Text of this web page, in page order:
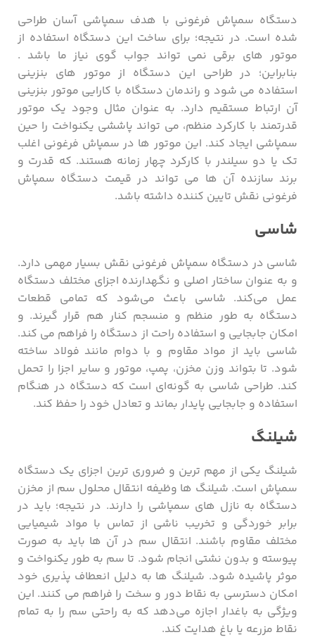
دستگاه سمپاش فرغونی با هدف سمپاشی آسان طراحی
شده است. در نتیجه؛ برای ساخت این دستگاه استفاده از
موتور های برقی نمی تواند جواب گوی نیاز ما باشد .
بنابراین؛ در طراحی این دستگاه از موتور های بنزینی
استفاده می شود و راندمان دستگاه با کارایی موتور بنزینی
آن ارتباط مستقیم دارد. به عنوان مثال وجود یک موتور
قدرتمند با کارکرد منظم، می تواند پاششی یکنواخت را حین
سمپاشی ایجاد کند. این موتور ها در سمپاش فرغونی اغلب
تک یا دو سیلندر با کارکرد چهار زمانه هستند. که قدرت و
برند سازنده آن ها می تواند در قیمت دستگاه سمپاش
فرغونی نقش تایین کننده داشته باشد.
شاسی
شاسی در دستگاه سمپاش فرغونی نقش بسیار مهمی دارد.
و به عنوان ساختار اصلی و نگهدارنده اجزای مختلف دستگاه
عمل می‌کند. شاسی باعث می‌شود که تمامی قطعات
دستگاه به طور منظم و منسجم کنار هم قرار گیرند. و
امکان جابجایی و استفاده راحت از دستگاه را فراهم می کند.
شاسی باید از مواد مقاوم و با دوام مانند فولاد ساخته
شود. تا بتواند وزن مخزن، پمپ، موتور و سایر اجزا را تحمل
کند. طراحی شاسی به گونه‌ای است که دستگاه در هنگام
استفاده و جابجایی پایدار بماند و تعادل خود را حفظ کند.
شیلنگ
شیلنگ یکی از مهم ترین و ضروری ترین اجزای یک دستگاه
سمپاش است. شیلنگ ‌ها وظیفه انتقال محلول سم از مخزن
دستگاه به نازل‌ های سمپاشی را دارند. در نتیجه؛ باید در
برابر خوردگی و تخریب ناشی از تماس با مواد شیمیایی
مختلف مقاوم باشند. انتقال سم در آن ها باید به صورت
پیوسته و بدون نشتی انجام شود. تا سم به ‌طور یکنواخت و
موثر پاشیده شود. شیلنگ ‌ها به دلیل انعطاف‌ پذیری خود
امکان دسترسی به نقاط دور و سخت را فراهم می‌ کنند. این
ویژگی به باغدار اجازه می‌دهد که به راحتی سم را به تمام
نقاط مزرعه یا باغ هدایت کند.